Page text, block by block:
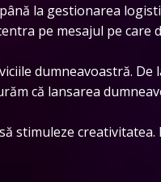
la gestionarea
pe mesajul pe care
dumneavoastră.
că lansarea
stimuleze